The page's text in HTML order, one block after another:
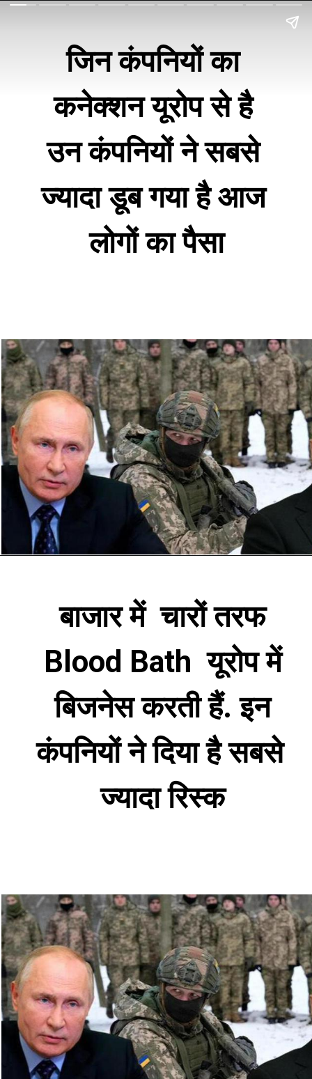
जिन कंपनियों का
कनेक्शन यूरोप से है
उन कंपनियों ने सबसे
ज्यादा डूब गया है आज
लोगों का पैसा
बाजार में  चारों तरफ
Blood Bath  यूरोप में
बिजनेस करती हैं. इन
कंपनियों ने दिया है सबसे
ज्यादा रिस्क